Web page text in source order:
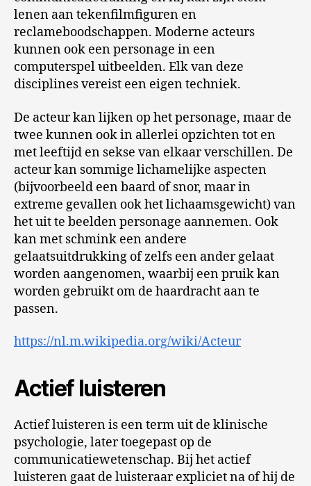
lenen aan tekenfilmfiguren en
reclameboodschappen. Moderne acteurs
kunnen ook een personage in een
computerspel uitbeelden. Elk van deze
disciplines vereist een eigen techniek.
De acteur kan lijken op het personage, maar de
twee kunnen ook in allerlei opzichten tot en
met leeftijd en sekse van elkaar verschillen. De
acteur kan sommige lichamelijke aspecten
(bijvoorbeeld een baard of snor, maar in
extreme gevallen ook het lichaamsgewicht) van
het uit te beelden personage aannemen. Ook
kan met schmink een andere
gelaatsuitdrukking of zelfs een ander gelaat
worden aangenomen, waarbij een pruik kan
worden gebruikt om de haardracht aan te
passen.
https://nl.m.wikipedia.org/wiki/Acteur
Actief luisteren
Actief luisteren is een term uit de klinische
psychologie, later toegepast op de
communicatiewetenschap. Bij het actief
luisteren gaat de luisteraar expliciet na of hij de